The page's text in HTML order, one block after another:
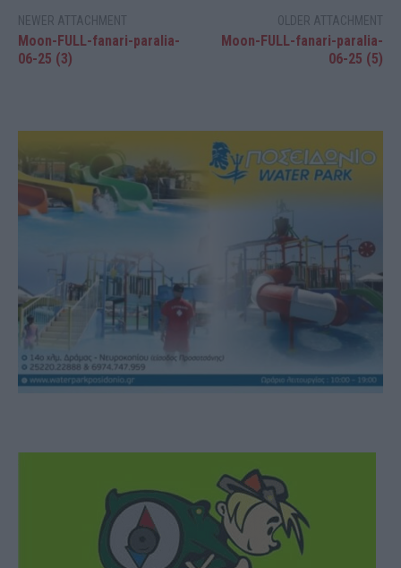
NEWER ATTACHMENT
Moon-FULL-fanari-paralia-
06-25 (3)
OLDER ATTACHMENT
Moon-FULL-fanari-paralia-
06-25 (5)